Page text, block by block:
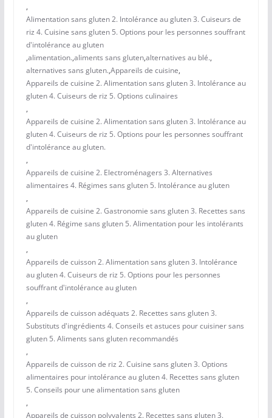
,
Alimentation sans gluten 2. Intolérance au gluten 3. Cuiseurs de
riz 4. Cuisine sans gluten 5. Options pour les personnes souffrant
d'intolérance au gluten
,alimentation.,aliments sans gluten,alternatives au blé.,
alternatives sans gluten.,Appareils de cuisine,
Appareils de cuisine 2. Alimentation sans gluten 3. Intolérance au
gluten 4. Cuiseurs de riz 5. Options culinaires
,
Appareils de cuisine 2. Alimentation sans gluten 3. Intolérance au
gluten 4. Cuiseurs de riz 5. Options pour les personnes souffrant
d'intolérance au gluten.
,
Appareils de cuisine 2. Electroménagers 3. Alternatives
alimentaires 4. Régimes sans gluten 5. Intolérance au gluten
,
Appareils de cuisine 2. Gastronomie sans gluten 3. Recettes sans
gluten 4. Régime sans gluten 5. Alimentation pour les intolérants
au gluten
,
Appareils de cuisson 2. Alimentation sans gluten 3. Intolérance
au gluten 4. Cuiseurs de riz 5. Options pour les personnes
souffrant d'intolérance au gluten
,
Appareils de cuisson adéquats 2. Recettes sans gluten 3.
Substituts d'ingrédients 4. Conseils et astuces pour cuisiner sans
gluten 5. Aliments sans gluten recommandés
,
Appareils de cuisson de riz 2. Cuisine sans gluten 3. Options
alimentaires pour intolérance au gluten 4. Recettes sans gluten
5. Conseils pour une alimentation sans gluten
,
Appareils de cuisson polyvalents 2. Recettes sans gluten 3.